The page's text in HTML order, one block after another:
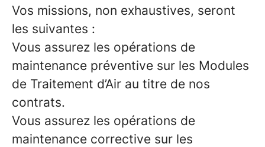
Vos missions, non exhaustives, seront
les suivantes :
Vous assurez les opérations de
maintenance préventive sur les Modules
de Traitement d’Air au titre de nos
contrats.
Vous assurez les opérations de
maintenance corrective sur les